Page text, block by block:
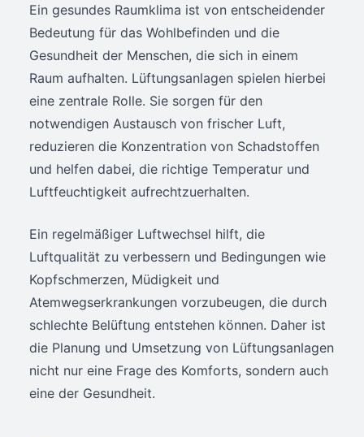
Ein gesundes Raumklima ist von entscheidender
Bedeutung für das Wohlbefinden und die
Gesundheit der Menschen, die sich in einem
Raum aufhalten. Lüftungsanlagen spielen hierbei
eine zentrale Rolle. Sie sorgen für den
notwendigen Austausch von frischer Luft,
reduzieren die Konzentration von Schadstoffen
und helfen dabei, die richtige Temperatur und
Luftfeuchtigkeit aufrechtzuerhalten.
Ein regelmäßiger Luftwechsel hilft, die
Luftqualität zu verbessern und Bedingungen wie
Kopfschmerzen, Müdigkeit und
Atemwegserkrankungen vorzubeugen, die durch
schlechte Belüftung entstehen können. Daher ist
die Planung und Umsetzung von Lüftungsanlagen
nicht nur eine Frage des Komforts, sondern auch
eine der Gesundheit.